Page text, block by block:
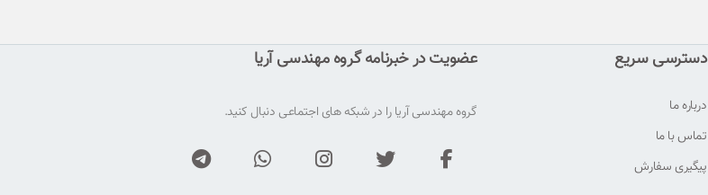
عضویت در خبرنامه گروه مهندسی آریا
گروه مهندسی آریا را در شبکه های اجتماعی دنبال کنید.
دسترسی سریع
درباره ما
تماس با ما
پیگیری سفارش